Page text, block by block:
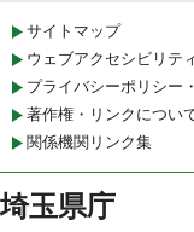
サイトマップ
ウェブアクセシビリテ
プライバシーポリシー
著作権・リンクについ
関係機関リンク集
埼玉県庁